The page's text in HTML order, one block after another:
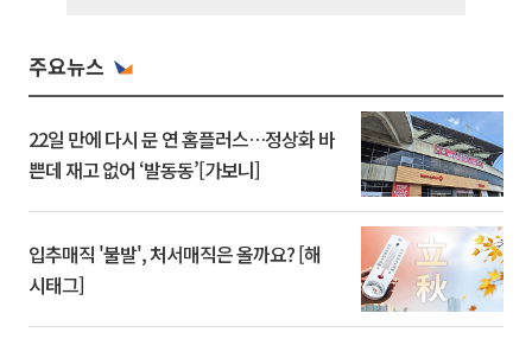
주요뉴스
22일 만에 다시 문 연 홈플러스…정상화 바
쁜데 재고 없어 ‘발동동’[가보니]
입추매직 '불발', 처서매직은 올까요? [해
시태그]